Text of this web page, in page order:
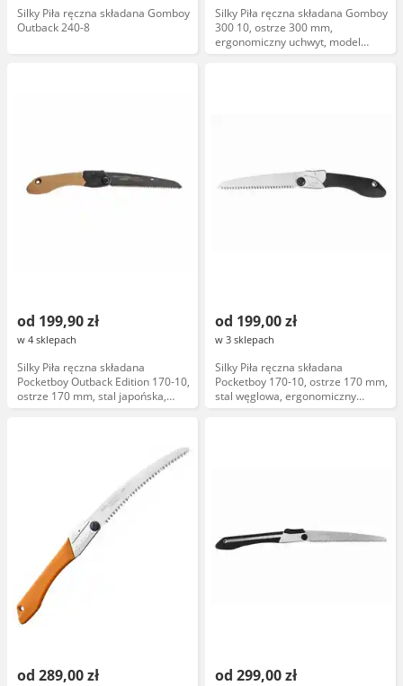
Silky Piła ręczna składana Gomboy
Outback 240-8
Silky Piła ręczna składana Gomboy
300 10, ostrze 300 mm,
ergonomiczny uchwyt, model
KSI522130
od 199,90 zł
w 4 sklepach
Silky Piła ręczna składana
Pocketboy Outback Edition 170-10,
ostrze 170 mm, stal japońska,
ergonomiczny uchwyt, model
od 199,00 zł
w 3 sklepach
Silky Piła ręczna składana
Pocketboy 170-10, ostrze 170 mm,
stal węglowa, ergonomiczny
uchwyt, model KSI534017
od 289,00 zł od 299,00 zł